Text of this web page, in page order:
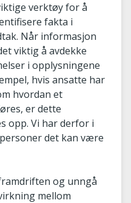
verktøy for å
fakta i
Når informasjon
viktig å avdekke
i opplysningene
hvis ansatte har
hvordan et
er dette
opp. Vi har derfor i
det kan være
og unngå
mellom